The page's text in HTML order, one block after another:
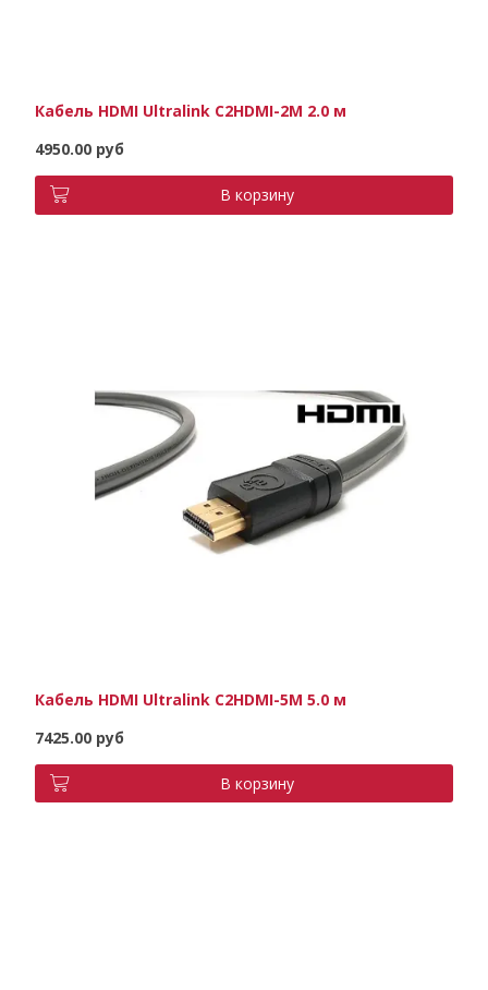
Кабель HDMI Ultralink C2HDMI-2M 2.0 м
4950.00 руб
В корзину
Кабель HDMI Ultralink C2HDMI-5M 5.0 м
7425.00 руб
В корзину